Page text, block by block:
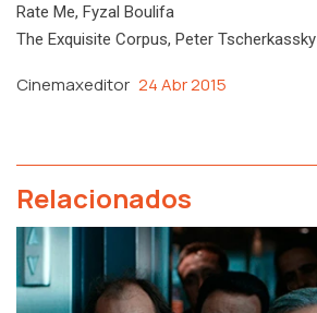
Rate Me, Fyzal Boulifa
The Exquisite Corpus, Peter Tscherkassky
Cinemaxeditor 24 Abr 2015
Relacionados